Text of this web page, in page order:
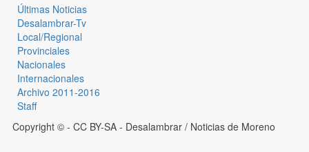
Últimas Noticias
Desalambrar-Tv
Local/Regional
Provinciales
Nacionales
Internacionales
Archivo 2011-2016
Staff
Copyright © - CC BY-SA - Desalambrar / Noticias de Moreno